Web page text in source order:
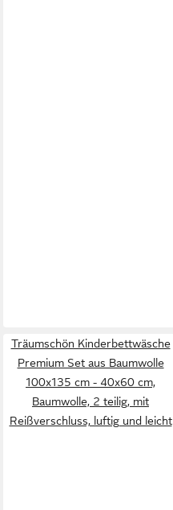
Träumschön Kinderbettwäsche
Premium Set aus Baumwolle
100x135 cm - 40x60 cm,
Baumwolle, 2 teilig, mit
Reißverschluss, luftig und leicht